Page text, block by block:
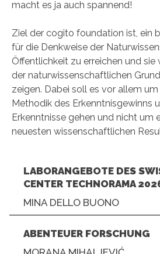
macht es ja auch spannend!
Ziel der cogito foundation ist, ein
für die Denkweise der
Öffentlichkeit zu erreichen und sie
der naturwissenschaftlichen
zeigen. Dabei soll es vor allem
Methodik des Erkenntnisgewinns
Erkenntnisse gehen und nicht um
neuesten wissenschaftlichen
LABORANGEBOTE DES
CENTER TECHNORAMA
MINA DELLO BUONO
ABENTEUER FORSCHUNG